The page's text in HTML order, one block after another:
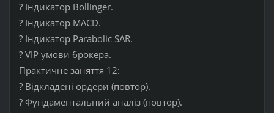
? Індикатор Bollinger.
? Індикатор MACD.
? Індикатор Parabolic SAR.
? VIP умови брокера.
Практичне заняття 12:
? Відкладені ордери (повтор).
? Фундаментальний аналіз (повтор).